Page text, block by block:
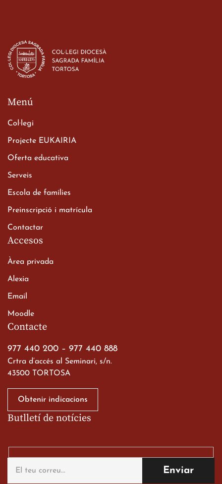
d’ESO-BSD a Irlanda
23 de març de 2026
Xerrada del Sr. Bisbe als
Batxillerat
a les ciutats imperials
alumnes al Tortosa
English Festival
13 de març de 2026
Contacte
977 440 200 – 977 440 888
Crtra d’accés al Seminari, s/n.
43500 TORTOSA
Obtenir indicacions
Menú
Col·legi
Projecte EUKAIRIA
Oferta educativa
Serveis
Escola de famílies
Preinscripció i matrícula
Contactar
Accesos
Àrea privada
Alexia
Email
Moodle
Butlletí de notícies